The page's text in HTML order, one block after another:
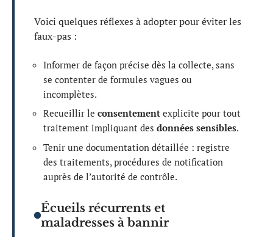
Voici quelques réflexes à adopter pour éviter les
faux-pas :
Informer de façon précise dès la collecte, sans
se contenter de formules vagues ou
incomplètes.
Recueillir le consentement explicite pour tout
traitement impliquant des données sensibles.
Tenir une documentation détaillée : registre
des traitements, procédures de notification
auprès de l’autorité de contrôle.
Écueils récurrents et
maladresses à bannir